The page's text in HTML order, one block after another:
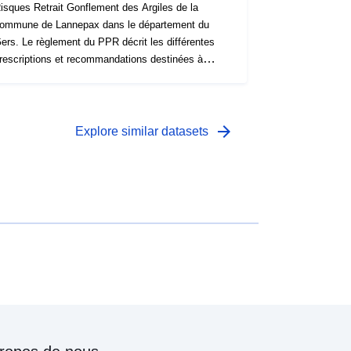
Retrait Gonflement des Argiles de la
de Lannepax dans le département du
Le règlement du PPR décrit les différentes
et recommandations destinées à
surtout la construction de maisons neuves.
Explore similar datasets arrow_forward